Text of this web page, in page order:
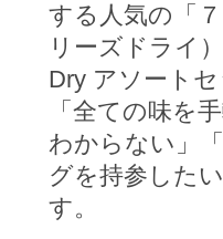
する人気の「
リーズドライ
Dry アソート
「全ての味を
わからない」
グを持参した
す。